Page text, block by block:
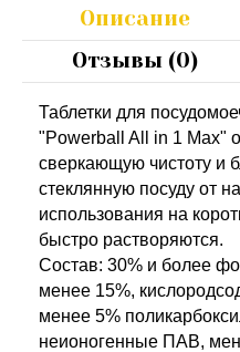
Описание
Отзывы (0)
Таблетки для
"Powerball All in 1 Max"
сверкающую чистоту и
стеклянную посуду от
использования на
быстро растворяются.
Состав: 30% и более
менее 15%,
менее 5%
неионогенные ПАВ,